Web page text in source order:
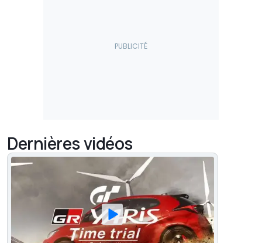
Dernières vidéos